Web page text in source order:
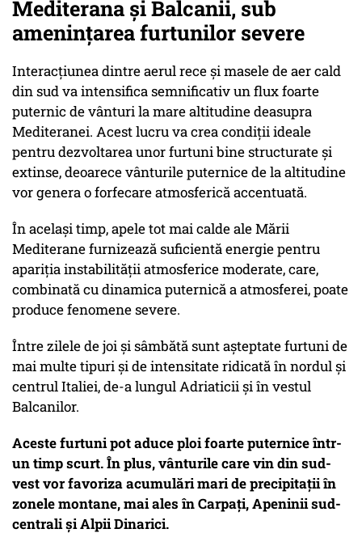
Mediterana și Balcanii, sub
amenințarea furtunilor severe
Interacțiunea dintre aerul rece și masele de aer cald
din sud va intensifica semnificativ un flux foarte
puternic de vânturi la mare altitudine deasupra
Mediteranei. Acest lucru va crea condiții ideale
pentru dezvoltarea unor furtuni bine structurate și
extinse, deoarece vânturile puternice de la altitudine
vor genera o forfecare atmosferică accentuată.
În același timp, apele tot mai calde ale Mării
Mediterane furnizează suficientă energie pentru
apariția instabilității atmosferice moderate, care,
combinată cu dinamica puternică a atmosferei, poate
produce fenomene severe.
Între zilele de joi și sâmbătă sunt așteptate furtuni de
mai multe tipuri și de intensitate ridicată în nordul și
centrul Italiei, de-a lungul Adriaticii și în vestul
Balcanilor.
Aceste furtuni pot aduce ploi foarte puternice într-
un timp scurt. În plus, vânturile care vin din sud-
vest vor favoriza acumulări mari de precipitații în
zonele montane, mai ales în Carpați, Apeninii sud-
centrali și Alpii Dinarici.